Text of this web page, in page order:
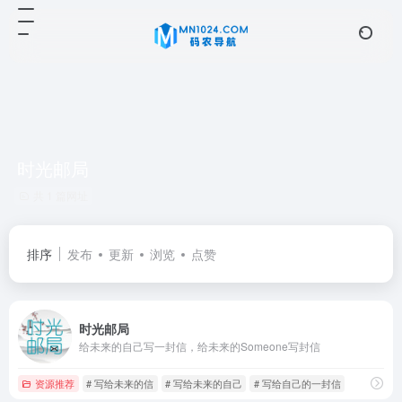
排序 发布 更新 浏览 点赞
时光邮局
给未来的自己写一封信，给未来的Someone写封信
资源推荐 # 写给未来的信 # 写给未来的自己 # 写给自己的一封信